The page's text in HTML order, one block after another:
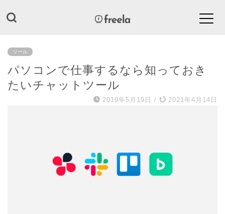
ツール
パソコンで仕事するなら知っておき
たいチャットツール
2019年5月19日 / 2021年4月14日